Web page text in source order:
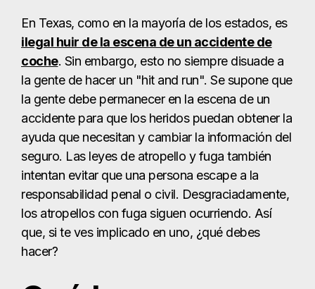
En Texas, como en la mayoría de los estados, es
ilegal huir de la escena de un accidente de
coche. Sin embargo, esto no siempre disuade a
la gente de hacer un "hit and run". Se supone que
la gente debe permanecer en la escena de un
accidente para que los heridos puedan obtener la
ayuda que necesitan y cambiar la información del
seguro. Las leyes de atropello y fuga también
intentan evitar que una persona escape a la
responsabilidad penal o civil. Desgraciadamente,
los atropellos con fuga siguen ocurriendo. Así
que, si te ves implicado en uno, ¿qué debes
hacer?